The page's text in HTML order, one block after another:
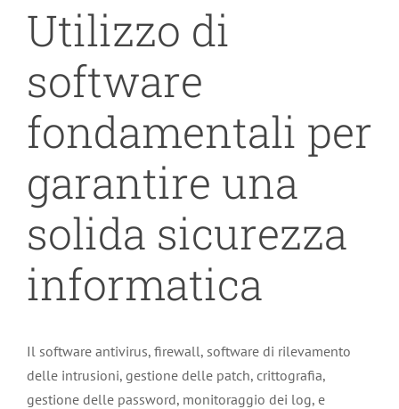
Utilizzo di
software
fondamentali per
garantire una
solida sicurezza
informatica
Il software antivirus, firewall, software di rilevamento
delle intrusioni, gestione delle patch, crittografia,
gestione delle password, monitoraggio dei log, e